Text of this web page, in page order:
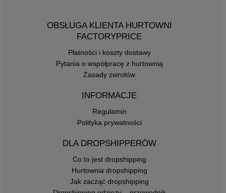
OBSŁUGA KLIENTA HURTOWNI
FACTORYPRICE
Płatności i koszty dostawy
Pytania o współpracę z hurtownią
Zasady zwrotów
INFORMACJE
Regulamin
Polityka prywatności
DLA DROPSHIPPERÓW
Co to jest dropshipping
Hurtownia dropshipping
Jak zacząć dropshipping